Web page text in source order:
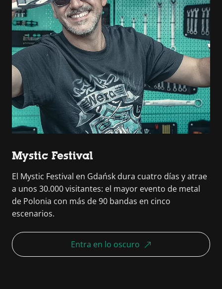
Mystic Festival
El Mystic Festival en Gdańsk dura cuatro días y atrae
a unos 30.000 visitantes: el mayor evento de metal
de Polonia con más de 90 bandas en cinco
escenarios.
Entra en lo oscuro